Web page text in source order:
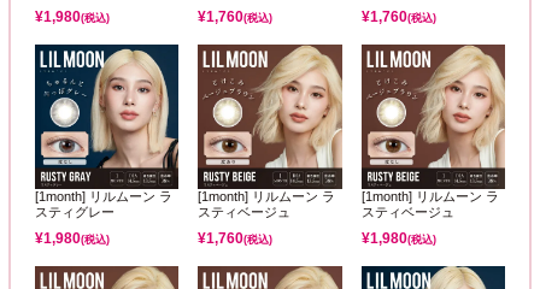
¥1,980(税込) ¥1,760(税込) ¥1,760(税込)
[1month] リルムーン ラ
スティグレー
¥1,980(税込)
[1month] リルムーン ラ
スティベージュ
¥1,760(税込)
[1month] リルムーン ラ
スティベージュ
¥1,980(税込)